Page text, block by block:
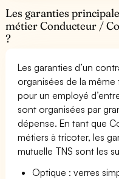
Les garanties
métier Conducteur /
?
Les garanties d’un
organisées de la
pour un employé
sont organisées par
dépense. En tant que
métiers à tricoter, les
mutuelle TNS sont les
Optique : verres